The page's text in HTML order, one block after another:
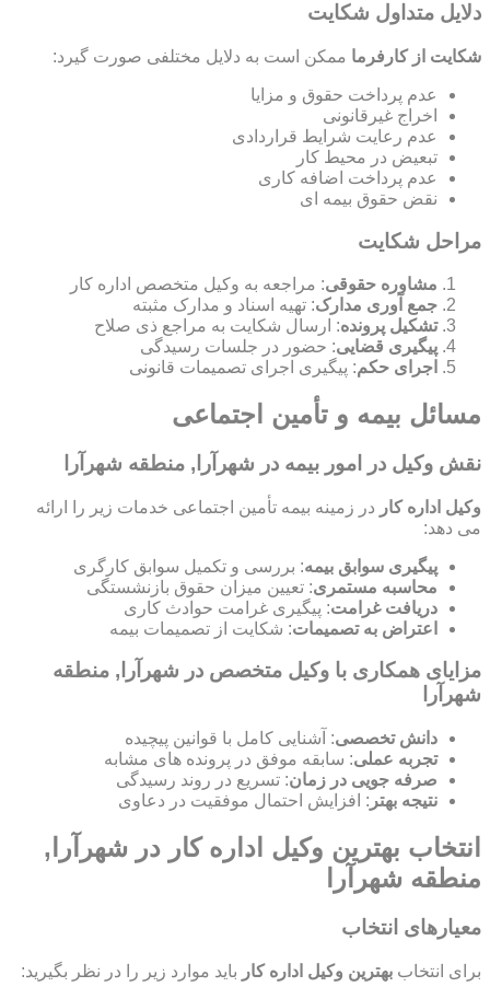
دلایل متداول شکایت
شکایت از کارفرما ممکن است به دلایل مختلفی صورت گیرد:
عدم پرداخت حقوق و مزایا
اخراج غیرقانونی
عدم رعایت شرایط قراردادی
تبعیض در محیط کار
عدم پرداخت اضافه کاری
نقض حقوق بیمه ای
مراحل شکایت
مشاوره حقوقی: مراجعه به وکیل متخصص اداره کار
جمع آوری مدارک: تهیه اسناد و مدارک مثبته
تشکیل پرونده: ارسال شکایت به مراجع ذی صلاح
پیگیری قضایی: حضور در جلسات رسیدگی
اجرای حکم: پیگیری اجرای تصمیمات قانونی
مسائل بیمه و تأمین اجتماعی
نقش وکیل در امور بیمه در شهرآرا, منطقه شهرآرا
وکیل اداره کار در زمینه بیمه تأمین اجتماعی خدمات زیر را ارائه
می دهد:
پیگیری سوابق بیمه: بررسی و تکمیل سوابق کارگری
محاسبه مستمری: تعیین میزان حقوق بازنشستگی
دریافت غرامت: پیگیری غرامت حوادث کاری
اعتراض به تصمیمات: شکایت از تصمیمات بیمه
مزایای همکاری با وکیل متخصص در شهرآرا, منطقه
شهرآرا
دانش تخصصی: آشنایی کامل با قوانین پیچیده
تجربه عملی: سابقه موفق در پرونده های مشابه
صرفه جویی در زمان: تسریع در روند رسیدگی
نتیجه بهتر : افزایش احتمال موفقیت در دعاوی
انتخاب بهترین وکیل اداره کار در شهرآرا,
منطقه شهرآرا
معیارهای انتخاب
برای انتخاب بهترین وکیل اداره کار باید موارد زیر را در نظر بگیرید: